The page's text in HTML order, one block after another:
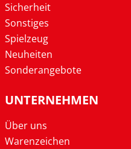
Sicherheit
Sonstiges
Spielzeug
Neuheiten
Sonderangebote
UNTERNEHMEN
Über uns
Warenzeichen